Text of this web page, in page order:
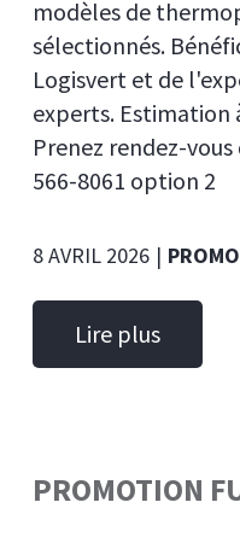
modèles de
sélectionnés.
Logisvert et de
experts.
Prenez rendez-
566-8061 option 2
8 AVRIL 2026 |
Lire plus
PROMOTION